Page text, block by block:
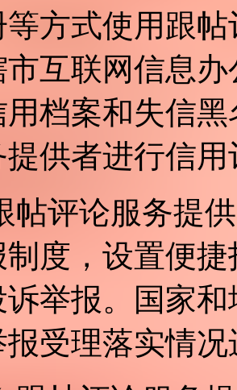
方式使用跟
市互联网信息
档案和失信
供者进行信用
帖评论服务提
度，设置便
举报。国家
受理落实情